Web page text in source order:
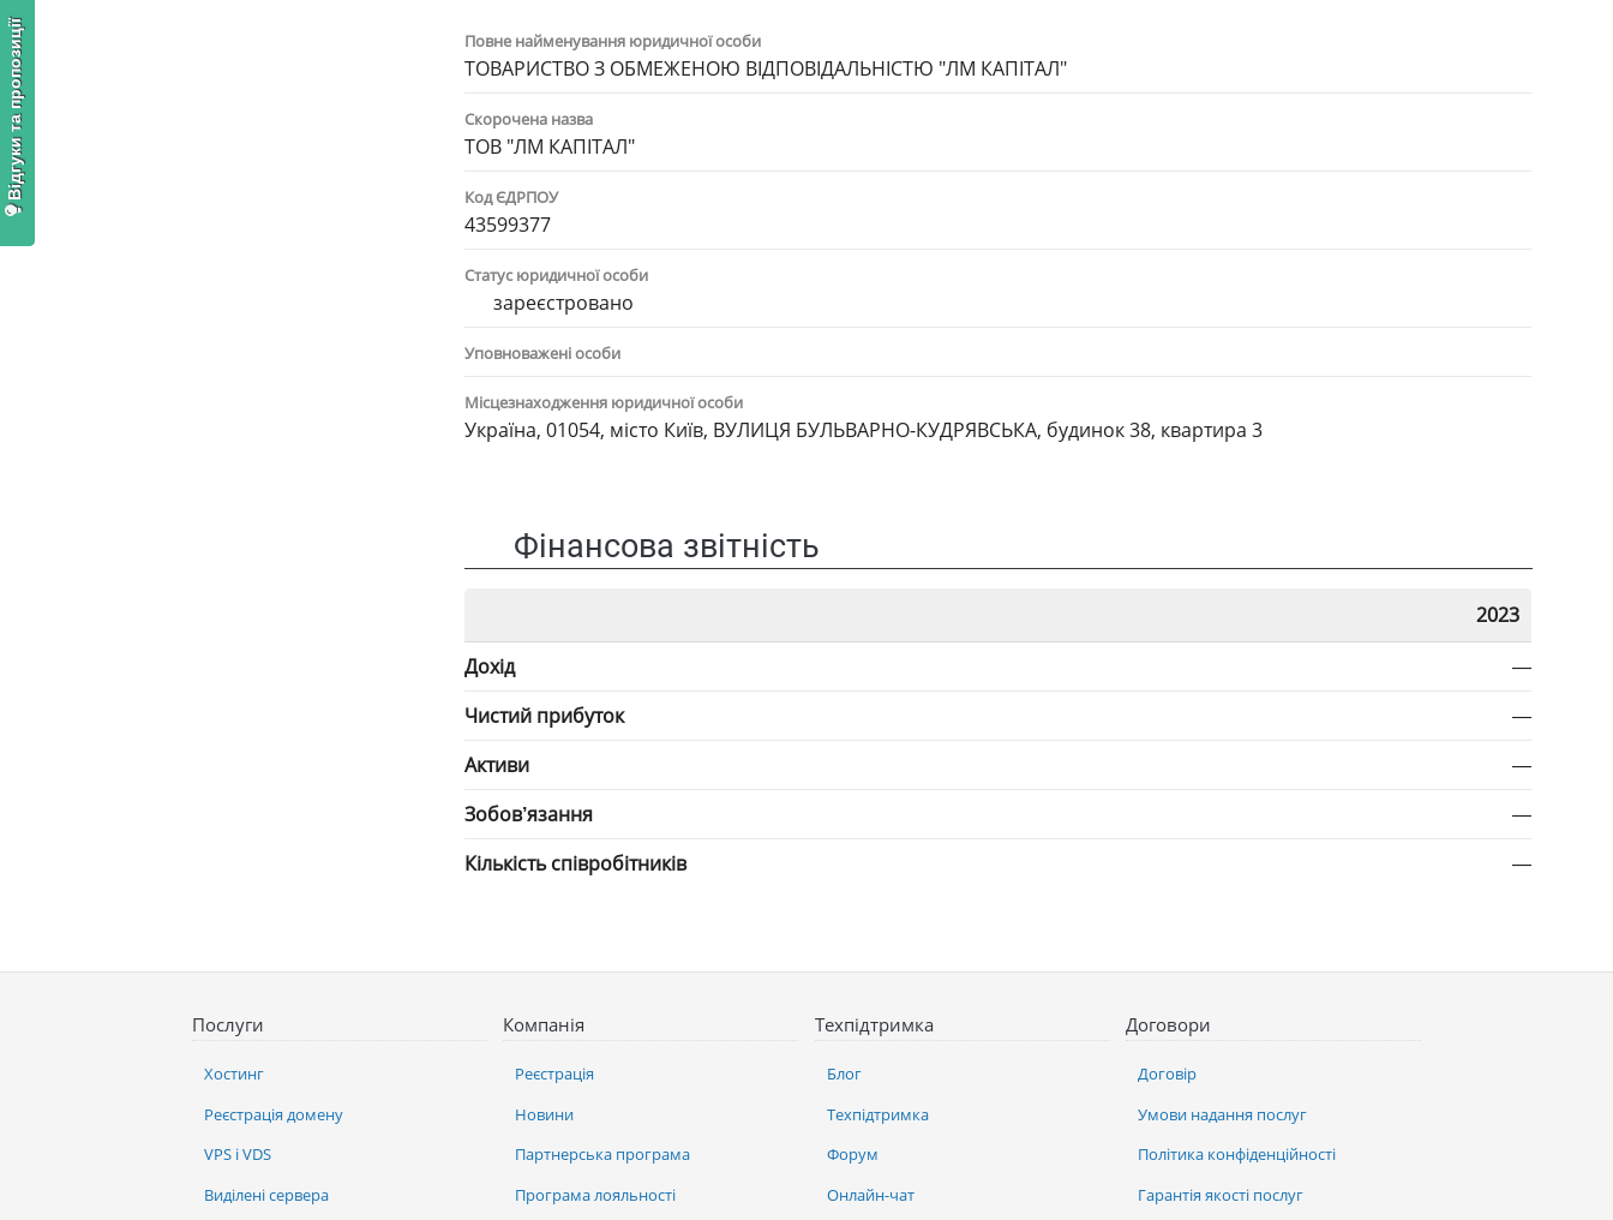
Повне найменування юридичної особи
ТОВАРИСТВО З ОБМЕЖЕНОЮ ВІДПОВІДАЛЬНІСТЮ "ЛМ КАПІТАЛ"
Скорочена назва
ТОВ "ЛМ КАПІТАЛ"
Код ЄДРПОУ
43599377
Статус юридичної особи
зареєстровано
Уповноважені особи
Місцезнаходження юридичної особи
Україна, 01054, місто Київ, ВУЛИЦЯ БУЛЬВАРНО-КУДРЯВСЬКА, будинок 38, квартира 3
Фінансова звітність
2023
Дохід
—
Чистий прибуток
—
Активи
—
Зобов’язання
—
Кількість співробітників
—
Послуги
Хостинг
Реєстрація домену
VPS і VDS
Виділені сервера
Компанія
Реєстрація
Новини
Партнерська програма
Програма лояльності
Техпідтримка
Блог
Техпідтримка
Форум
Онлайн-чат
Договори
Договір
Умови надання послуг
Політика конфіденційності
Гарантія якості послуг
Відгуки та пропозиції